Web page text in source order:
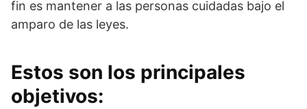
fin es mantener a las personas cuidadas bajo el
amparo de las leyes.
Estos son los principales
objetivos: